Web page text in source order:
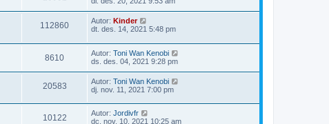
112860 Autor: Kinder
dt. des. 14, 2021 5:48 pm
8610 Autor: Toni Wan Kenobi
ds. des. 04, 2021 9:28 pm
20583 Autor: Toni Wan Kenobi
dj. nov. 11, 2021 7:00 pm
10122 Autor: Jordivfr
dc. nov. 10, 2021 10:25 am